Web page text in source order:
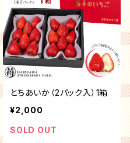
とちあいか（2パック入）1箱
¥2,000
SOLD OUT